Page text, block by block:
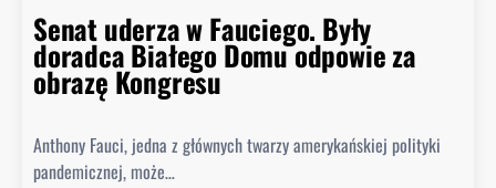
Senat uderza w Fauciego. Były
doradca Białego Domu odpowie za
obrazę Kongresu
Anthony Fauci, jedna z głównych twarzy amerykańskiej polityki
pandemicznej, może…